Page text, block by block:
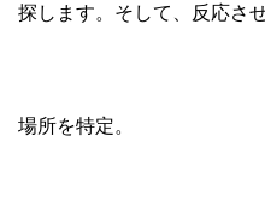
探します。そして、反応さ
場所を特定。